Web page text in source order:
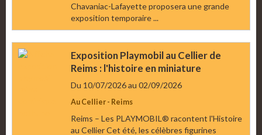
Chavaniac-Lafayette proposera une grande
exposition temporaire ...
Exposition Playmobil au Cellier de
Reims : l'histoire en miniature
Du 10/07/2026au 02/09/2026
Au Cellier - Reims
Reims – Les PLAYMOBIL® racontent l'Histoire
au Cellier Cet été, les célèbres figurines